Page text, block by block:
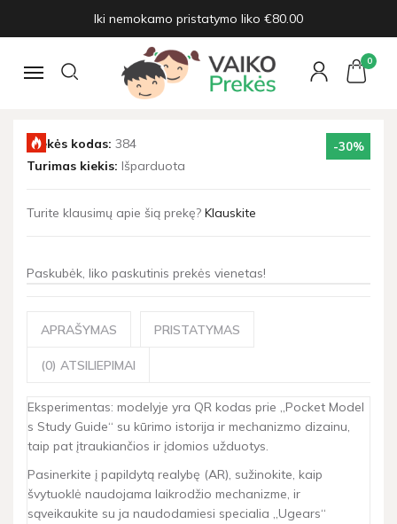
Iki nemokamo pristatymo liko €80.00
Navigacija
0
Žaislai ir prekės vaikams
Mediniai Žaislai
Edukaciniai STEM modeliai
Edukacinė STEM švytuoklė
EDUKACINĖ STEM ŠVYTUOKLĖ
-30%
Prekės kodas: 384
Turimas kiekis: Išparduota
Turite klausimų apie šią prekę? Klauskite
Paskubėk, liko paskutinis prekės vienetas!
APRAŠYMAS PRISTATYMAS
(0) ATSILIEPIMAI
Eksperimentas: modelyje yra QR kodas prie „Pocket Model
s Study Guide“ su kūrimo istorija ir mechanizmo dizainu,
taip pat įtraukiančios ir įdomios užduotys.
Pasinerkite į papildytą realybę (AR), sužinokite, kaip
švytuoklė naudojama laikrodžio mechanizme, ir
sąveikaukite su ja naudodamiesi specialia „Ugears“